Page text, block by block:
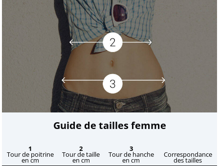
Guide de tailles femme
1
Tour de poitrine
en cm
2
Tour de taille
en cm
3
Tour de hanche
en cm
Correspondance
des tailles